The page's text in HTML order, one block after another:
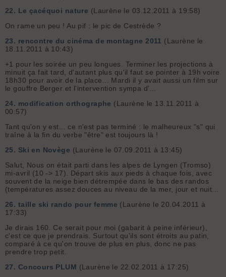
22. Le çacéquoi nature (Laurène le 03.12.2011 à 19:58)
On rame un peu ! Au pif : le pic de Cestrède ?
23. rencontre du cinéma de montagne 2011 (Laurène le
18.11.2011 à 10:43)
+1 pour les soirée un peu longues. Terminer les projections à
minuit ça fait tard, d'autant plus qu'il faut se pointer à 19h voire
18h30 pour avoir de la place... Mardi il y avait aussi un film sur
le gouffre Berger et l'intervention sympa d'...
24. modification orthographe (Laurène le 13.11.2011 à
00:57)
Tant qu'on y est... ce n'est pas terminé : le malheureux "s" qui
traîne à la fin du verbe "être" est toujours là !
25. Ski en Novège (Laurène le 07.09.2011 à 13:45)
Salut, Nous on était parti dans les alpes de Lyngen (Tromso)
mi-avril (10 -> 17). Départ skis aux pieds à chaque fois, avec
souvent de la neige bien détrempée dans le bas des randos
(températures assez douces au niveau de la mer, jour et nuit...
26. taille ski rando pour femme (Laurène le 20.04.2011 à
17:33)
Je dirais 160. Ce serait pour moi (gabarit à peine inférieur),
c'est ce que je prendrais. Surtout qu'ils sont étroits au patin,
comparé à ce qu'on trouve de plus en plus, donc ne pas
prendre trop petit.
27. Concours PLUM (Laurène le 22.02.2011 à 17:25)